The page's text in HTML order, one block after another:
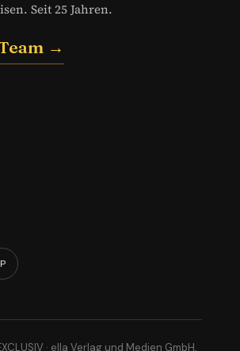
Seit 25 Jahren.
→
P
· ella Verlag und Medien GmbH,